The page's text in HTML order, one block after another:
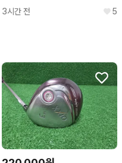
3시간 전 5